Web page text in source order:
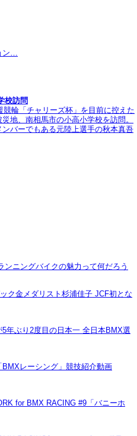
ン…
校訪問
輪「チャリーズ杯」を目前に控えた
地、南相馬市の小高小学校を訪問。
バーでもある元陸上選手の秋本真吾
ニングバイクの魅力って何だろう
ク金メダリスト杉浦佳子 JCF初とな
5年ぶり2度目の日本一 全日本BMX選
BMXレーシング」競技紹介動画
for BMX RACING #9「バニーホ